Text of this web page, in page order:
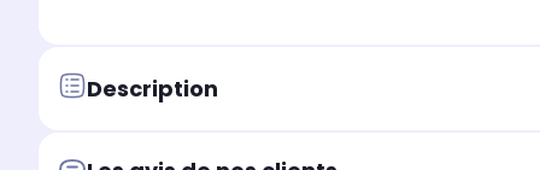
Description